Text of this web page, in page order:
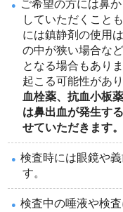
ご希望の方には鼻
していただくこと
には鎮静剤の使用
の中が狭い場合な
となる場合もあり
起こる可能性があり
血栓薬、抗血小板
は鼻出血が発生す
せていただきます。
検査時には眼鏡や
す。
検査中の唾液や検